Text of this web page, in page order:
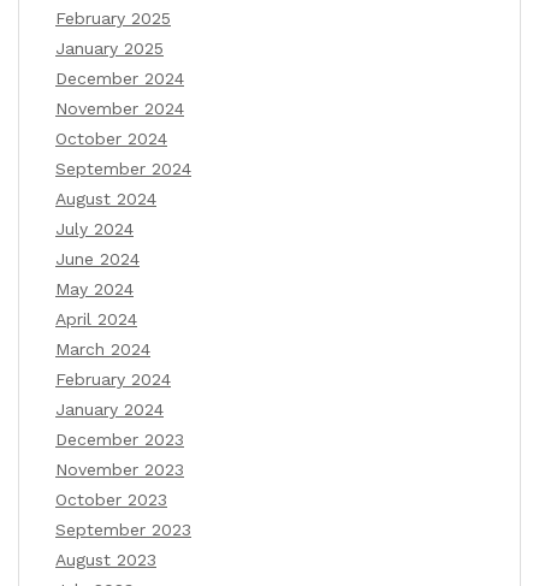
February 2025
January 2025
December 2024
November 2024
October 2024
September 2024
August 2024
July 2024
June 2024
May 2024
April 2024
March 2024
February 2024
January 2024
December 2023
November 2023
October 2023
September 2023
August 2023